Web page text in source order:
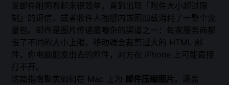
发邮件附图看起来很简单，直到出现「附件大小超过限
制」的退信，或者收件人抱怨内嵌图加载消耗了一整个流
量包。邮件是图片传递最嘈杂的渠道之一：每家服务商都
设了不同的大小上限，移动端会裁剪过大的 HTML 邮
件，你电脑能发出去的附件，对方在 iPhone 上可能直接
打不开。
这篇指南聚焦如何在 Mac 上为 邮件压缩图片。涵盖